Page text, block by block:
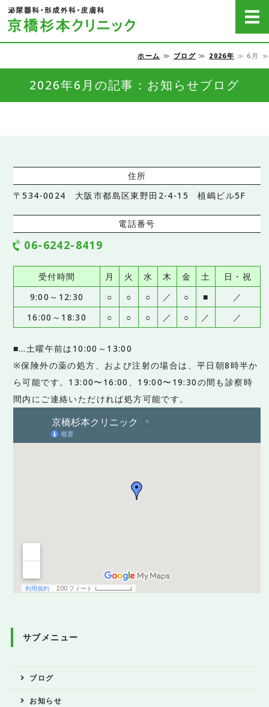
京橋杉本クリニ
病気の説明
ホーム ≫ ブログ≫ 2026年 ≫ 6月 ≫
2026年6月の記事：お知らせブログ
住所
〒534-0024 大阪市都島区東野田2-4-15 植嶋ビル5F
電話番号
06-6242-8419
受付時間 月 火 水 木 金 土
日・祝
9:00～12:30
○ ○ ○ ／ ○ ■
／
16:00～18:30
○ ○ ○ ／ ○ ／ ／
■…土曜午前は10:00～13:00
※保険外の薬の処方、および注射の場合は、平日朝8時半か
ら可能です。13:00〜16:00、19:00〜19:30の間も診察時
間内にご連絡いただければ処方可能です。
サブメニュー
ブログ
お知らせ